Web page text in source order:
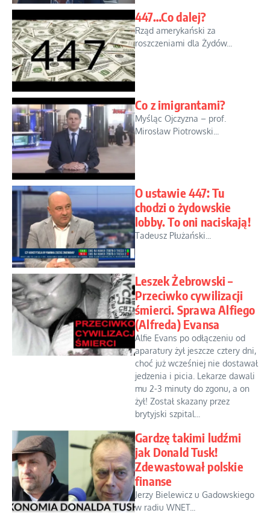
447…Co dalej?
Rząd amerykański za
roszczeniami dla Żydów...
Co z imigrantami?
Myśląc Ojczyzna – prof.
Mirosław Piotrowski...
O ustawie 447: Tu
chodzi o żydowskie
lobby. To oni naciskają!
Tadeusz Płużański...
Leszek Żebrowski –
Przeciwko cywilizacji
śmierci. Sprawa Alfiego
(Alfreda) Evansa
Alfie Evans po odłączeniu od
aparatury żył jeszcze cztery dni,
choć już wcześniej nie dostawał
jedzenia i picia. Lekarze dawali
mu 2-3 minuty do zgonu, a on
żył! Został skazany przez
brytyjski szpital...
Gardzę takimi ludźmi
jak Donald Tusk!
Zdewastował polskie
finanse
Jerzy Bielewicz u Gadowskiego
w radiu WNET...